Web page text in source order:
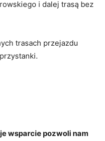
i dalej trasą bez
trasach przejazdu
wsparcie pozwoli nam